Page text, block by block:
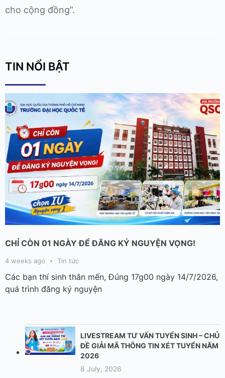
cho cộng đồng”.
TIN NỔI BẬT
CHỈ CÒN 01 NGÀY ĐỂ ĐĂNG KÝ NGUYỆN VỌNG!
4 weeks ago Tin tức
Các bạn thí sinh thân mến, Đúng 17g00 ngày 14/7/2026,
quá trình đăng ký nguyện
LIVESTREAM TƯ VẤN TUYỂN SINH – CHỦ
ĐỀ GIẢI MÃ THÔNG TIN XÉT TUYỂN NĂM
2026
8 July, 2026